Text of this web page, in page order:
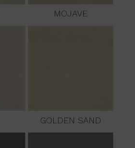
MOJAVE
GOLDEN SAND